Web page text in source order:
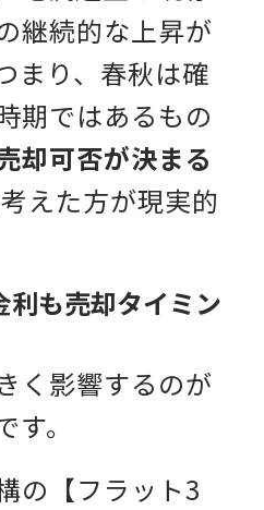
継続的な上昇が
まり、春秋は確
期ではあるもの
却可否が決まる
えた方が現実的
利も売却タイミン
く影響するのが
。
の【フラット3